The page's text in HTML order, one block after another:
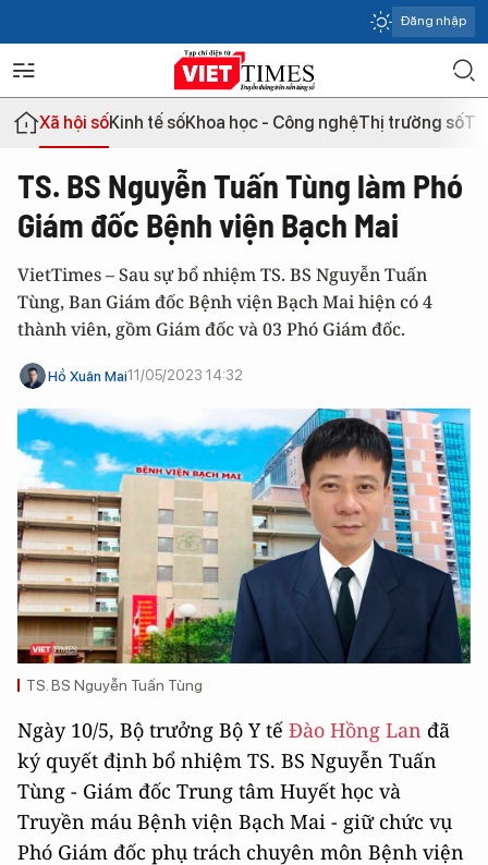
Đăng nhập
Xã hội sốKinh tế sốKhoa học - Công nghệThị trường số
TS. BS Nguyễn Tuấn Tùng làm Phó
Giám đốc Bệnh viện Bạch Mai
VietTimes – Sau sự bổ nhiệm TS. BS Nguyễn Tuấn
Tùng, Ban Giám đốc Bệnh viện Bạch Mai hiện có 4
thành viên, gồm Giám đốc và 03 Phó Giám đốc.
Hồ Xuân Mai11/05/2023 14:32
TS. BS Nguyễn Tuấn Tùng
Ngày 10/5, Bộ trưởng Bộ Y tế Đào Hồng Lan đã
ký quyết định bổ nhiệm TS. BS Nguyễn Tuấn
Tùng - Giám đốc Trung tâm Huyết học và
Truyền máu Bệnh viện Bạch Mai - giữ chức vụ
Phó Giám đốc phụ trách chuyên môn Bệnh viện